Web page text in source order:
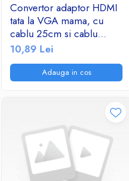
Convertor adaptor HDMI
tata la VGA mama, cu
cablu 25cm si cablu
audio jack 3.5mm tata-tata
10,89 Lei
Adauga in cos